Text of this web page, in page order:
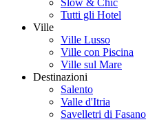
Slow & Chic
Tutti gli Hotel
Ville
Ville Lusso
Ville con Piscina
Ville sul Mare
Destinazioni
Salento
Valle d'Itria
Savelletri di Fasano